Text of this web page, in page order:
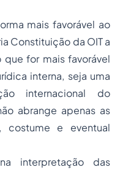
mais favorável ao
Constituição da OIT a
for mais favorável
interna, seja uma
internacional do
abrange apenas as
costume e eventual
interpretação das